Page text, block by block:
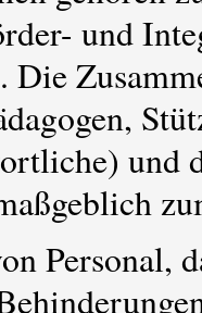
und
und
Personal,